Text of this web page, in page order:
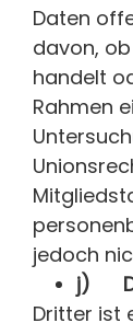
Daten
davon,
handelt
Rahmen
jedoch
j)
Dritter ist